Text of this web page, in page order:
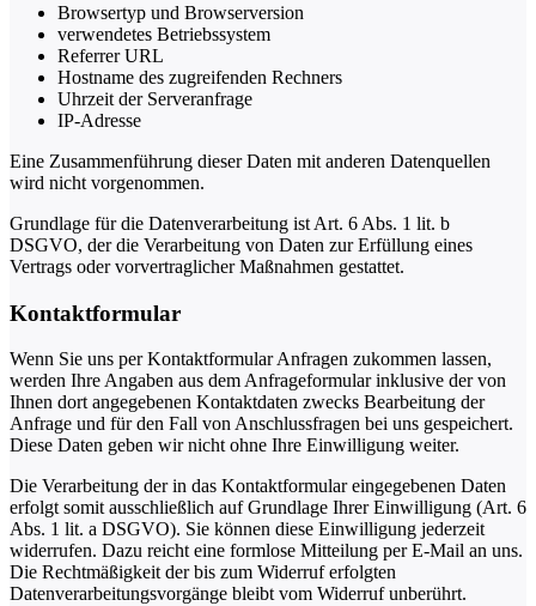
Browsertyp und Browserversion
verwendetes Betriebssystem
Referrer URL
Hostname des zugreifenden Rechners
Uhrzeit der Serveranfrage
IP-Adresse
Eine Zusammenführung dieser Daten mit anderen Datenquellen
wird nicht vorgenommen.
Grundlage für die Datenverarbeitung ist Art. 6 Abs. 1 lit. b
DSGVO, der die Verarbeitung von Daten zur Erfüllung eines
Vertrags oder vorvertraglicher Maßnahmen gestattet.
Kontaktformular
Wenn Sie uns per Kontaktformular Anfragen zukommen lassen,
werden Ihre Angaben aus dem Anfrageformular inklusive der von
Ihnen dort angegebenen Kontaktdaten zwecks Bearbeitung der
Anfrage und für den Fall von Anschlussfragen bei uns gespeichert.
Diese Daten geben wir nicht ohne Ihre Einwilligung weiter.
Die Verarbeitung der in das Kontaktformular eingegebenen Daten
erfolgt somit ausschließlich auf Grundlage Ihrer Einwilligung (Art. 6
Abs. 1 lit. a DSGVO). Sie können diese Einwilligung jederzeit
widerrufen. Dazu reicht eine formlose Mitteilung per E-Mail an uns.
Die Rechtmäßigkeit der bis zum Widerruf erfolgten
Datenverarbeitungsvorgänge bleibt vom Widerruf unberührt.